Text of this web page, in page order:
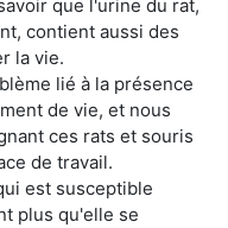
que l'urine du rat,
contient aussi des
la vie.
lié à la présence
de vie, et nous
ces rats et souris
de travail.
est susceptible
plus qu'elle se